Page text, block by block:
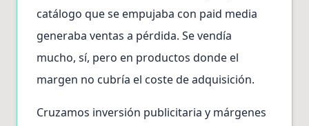
catálogo que se empujaba con paid media
generaba ventas a pérdida. Se vendía
mucho, sí, pero en productos donde el
margen no cubría el coste de adquisición.
Cruzamos inversión publicitaria y márgenes